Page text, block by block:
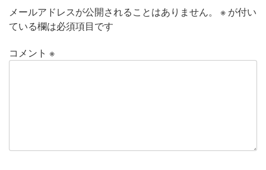
メールアドレスが公開されることはありません。
※ が付い
ている欄は必須項目です
コメント ※